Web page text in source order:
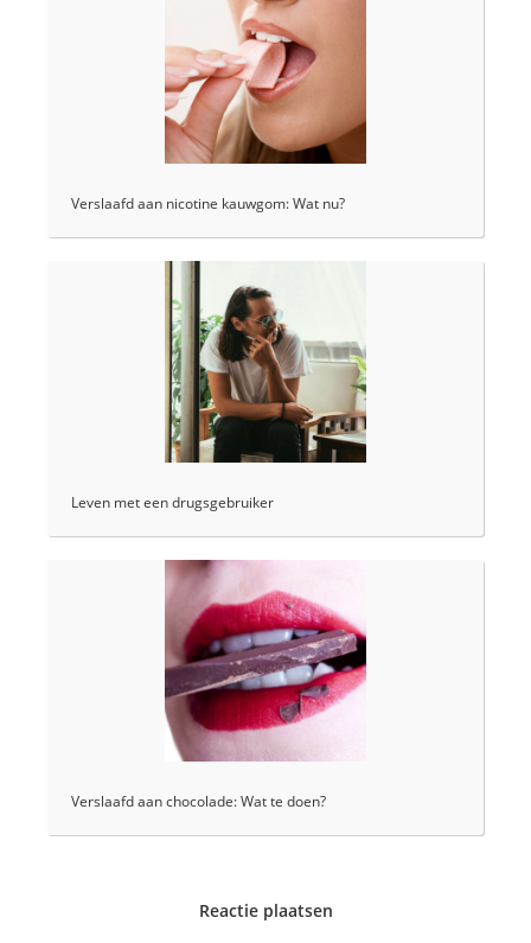
Verslaafd aan nicotine kauwgom: Wat nu?
Leven met een drugsgebruiker
Verslaafd aan chocolade: Wat te doen?
Reactie plaatsen